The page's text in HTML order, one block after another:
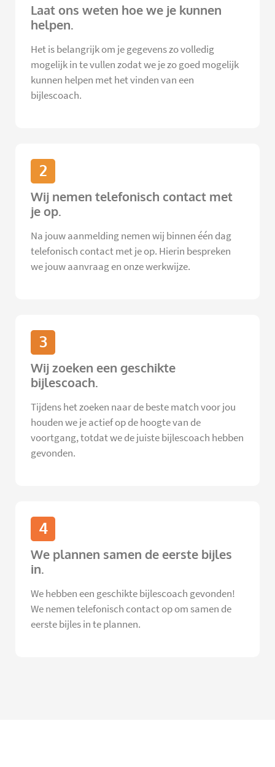
Laat ons weten hoe we je kunnen
helpen.
Het is belangrijk om je gegevens zo volledig
mogelijk in te vullen zodat we je zo goed mogelijk
kunnen helpen met het vinden van een
bijlescoach.
2
Wij nemen telefonisch contact met
je op.
Na jouw aanmelding nemen wij binnen één dag
telefonisch contact met je op. Hierin bespreken
we jouw aanvraag en onze werkwijze.
3
Wij zoeken een geschikte
bijlescoach.
Tijdens het zoeken naar de beste match voor jou
houden we je actief op de hoogte van de
voortgang, totdat we de juiste bijlescoach hebben
gevonden.
4
We plannen samen de eerste bijles
in.
We hebben een geschikte bijlescoach gevonden!
We nemen telefonisch contact op om samen de
eerste bijles in te plannen.